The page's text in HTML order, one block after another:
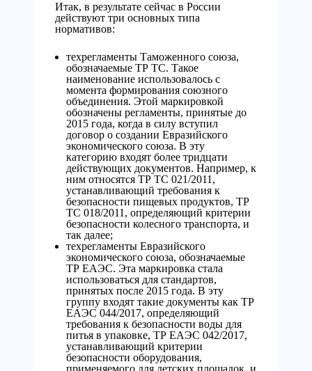
Итак, в результате сейчас в России
действуют три основных типа
нормативов:
техрегламенты Таможенного союза,
обозначаемые ТР ТС. Такое
наименование использовалось с
момента формирования союзного
объединения. Этой маркировкой
обозначены регламенты, принятые до
2015 года, когда в силу вступил
договор о создании Евразийского
экономического союза. В эту
категорию входят более тридцати
действующих документов. Например, к
ним относятся ТР ТС 021/2011,
устанавливающий требования к
безопасности пищевых продуктов, ТР
ТС 018/2011, определяющий критерии
безопасности колесного транспорта, и
так далее;
техрегламенты Евразийского
экономического союза, обозначаемые
ТР ЕАЭС. Эта маркировка стала
использоваться для стандартов,
принятых после 2015 года. В эту
группу входят такие документы как ТР
ЕАЭС 044/2017, определяющий
требования к безопасности воды для
питья в упаковке, ТР ЕАЭС 042/2017,
устанавливающий критерии
безопасности оборудования,
применяемого для детских площадок, и